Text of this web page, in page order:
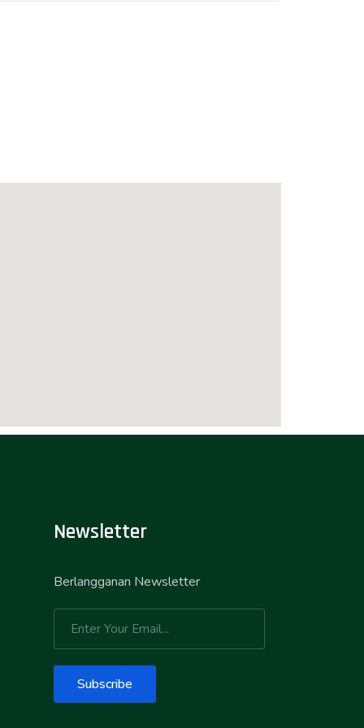
Newsletter
Berlangganan Newsletter
Subscribe